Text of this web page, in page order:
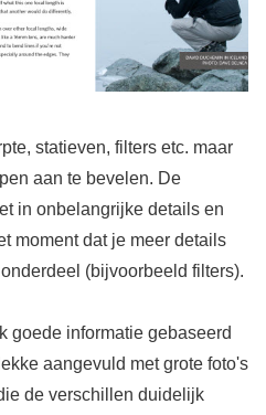
statieven, filters etc. maar
aan te bevelen. De
in onbelangrijke details en
moment dat je meer details
(bijvoorbeeld filters).
goede informatie gebaseerd
aangevuld met grote foto's
de verschillen duidelijk